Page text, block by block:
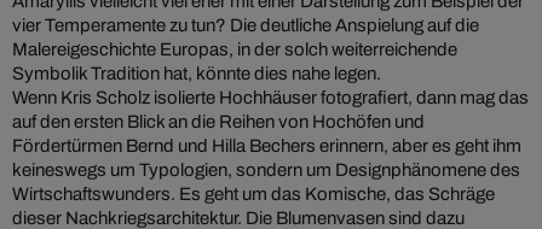
vier Temperamente zu tun? Die deutliche Anspielung auf die
Malereigeschichte Europas, in der solch weiterreichende
Symbolik Tradition hat, könnte dies nahe legen.
Wenn Kris Scholz isolierte Hochhäuser fotografiert, dann mag das
auf den ersten Blick an die Reihen von Hochöfen und
Fördertürmen Bernd und Hilla Bechers erinnern, aber es geht ihm
keineswegs um Typologien, sondern um Designphänomene des
Wirtschaftswunders. Es geht um das Komische, das Schräge
dieser Nachkriegsarchitektur. Die Blumenvasen sind dazu